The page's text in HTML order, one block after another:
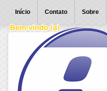
Início Contato Sobre